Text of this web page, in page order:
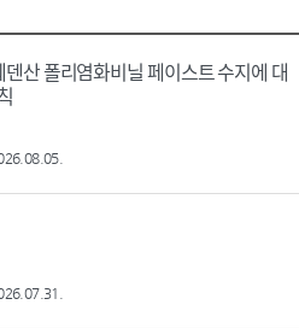
산 폴리염화비닐 페이스트 수지에 대